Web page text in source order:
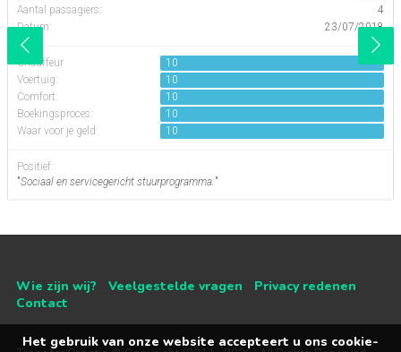
Aantal passagiers:
4
Datum:
23/07/2018
Chauffeur
10
Voertuig:
10
Comfort:
10
Boekingsproces:
10
Waar voor je geld:
10
Positief:
"Sociaal en servicegericht stuurprogramma. "
Wie zijn wij? Veelgestelde vragen
Privacy redenen
Contact
Het gebruik van onze website accepteert u ons cookie-